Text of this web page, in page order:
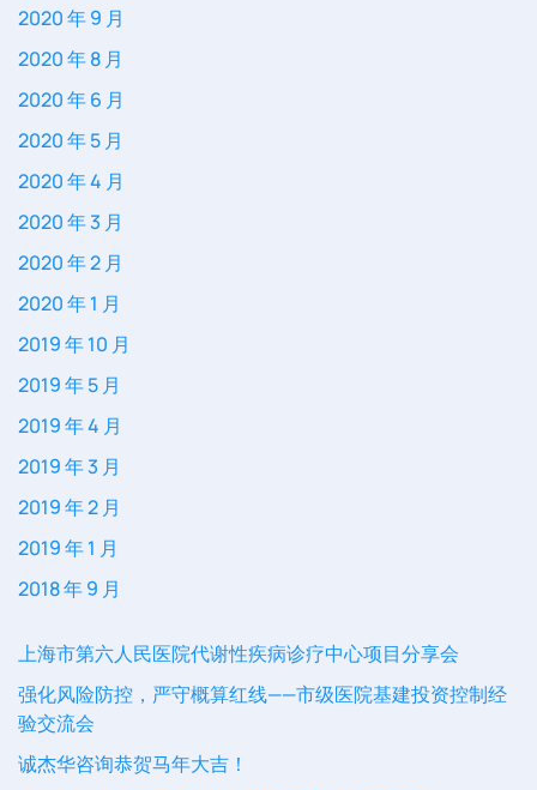
2020 年 9 月
2020 年 8 月
2020 年 6 月
2020 年 5 月
2020 年 4 月
2020 年 3 月
2020 年 2 月
2020 年 1 月
2019 年 10 月
2019 年 5 月
2019 年 4 月
2019 年 3 月
2019 年 2 月
2019 年 1 月
2018 年 9 月
上海市第六人民医院代谢性疾病诊疗中心项目分享会
强化风险防控，严守概算红线——市级医院基建投资控制经
验交流会
诚杰华咨询恭贺马年大吉！